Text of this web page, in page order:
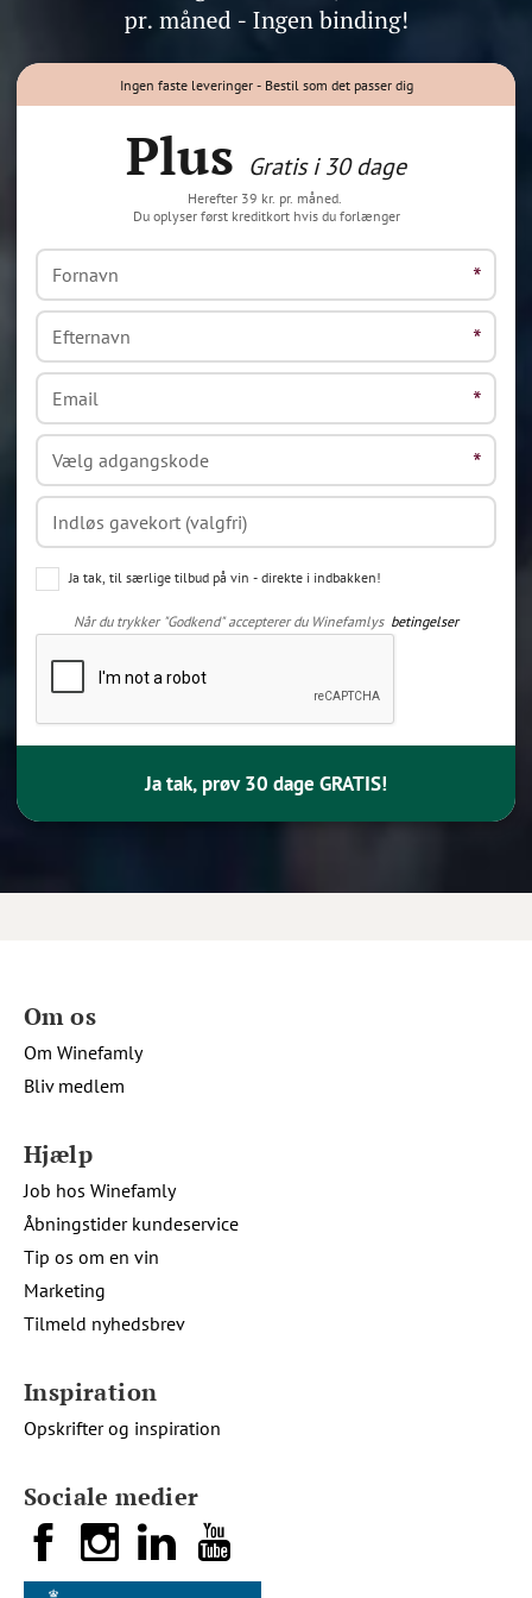
Ingen faste leveringer - Bestil som det passer dig
Plus Gratis i 30 dage
Herefter 39 kr. pr. måned.
Du oplyser først kreditkort hvis du forlænger
Ja tak, til særlige tilbud på vin - direkte i indbakken!
Når du trykker "Godkend" accepterer du Winefamlys betingelser
Ja tak, prøv 30 dage GRATIS!
Sociale medier
Om os
Om Winefamly
Bliv medlem
Hjælp
Job hos Winefamly
Åbningstider kundeservice
Tip os om en vin
Marketing
Tilmeld nyhedsbrev
Inspiration
Opskrifter og inspiration